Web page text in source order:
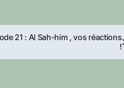
21 : Al Sah-him , vos réactions
!